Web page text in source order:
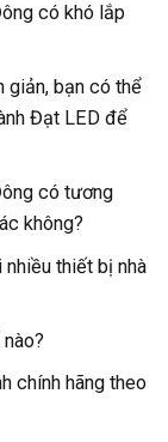
có khó lắp
giản, bạn có thể
Đạt LED để
có tương
không?
thiết bị nhà
chính hãng theo